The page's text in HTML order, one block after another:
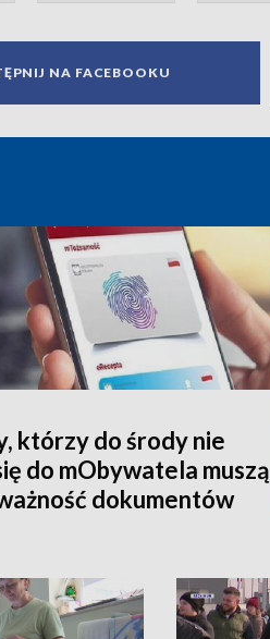
NA FACEBOOKU
którzy do środy nie
do mObywatela muszą
dokumentów